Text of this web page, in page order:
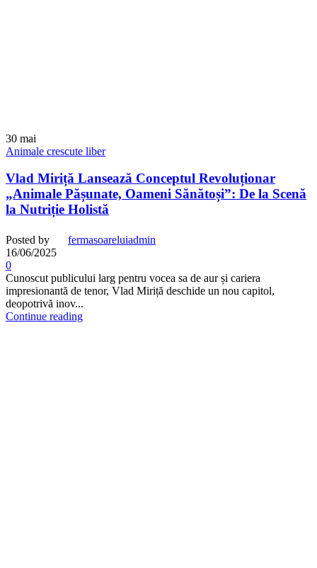
30 mai
Animale crescute liber
Vlad Miriță Lansează Conceptul Revoluționar
„Animale Pășunate, Oameni Sănătoși”: De la Scenă
la Nutriție Holistă
Posted by
fermasoareluiadmin
16/06/2025
0
Cunoscut publicului larg pentru vocea sa de aur și cariera
impresionantă de tenor, Vlad Miriță deschide un nou capitol,
deopotrivă inov...
Continue reading